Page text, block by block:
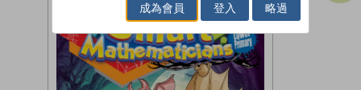
成為會員 登入 略過